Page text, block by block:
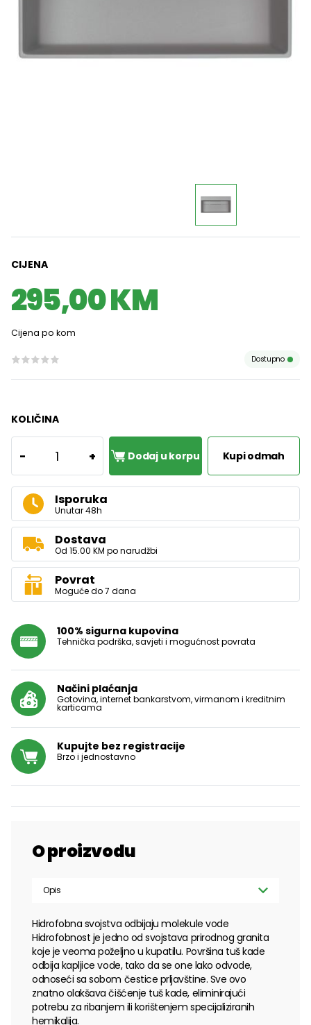
CIJENA
295,00 KM
Cijena po kom
Dostupno
KOLIČINA
- 1 + Dodaj u korpu Kupi odmah
Isporuka
Unutar 48h
Dostava
Od 15.00 KM po narudžbi
Povrat
Moguće do 7 dana
100% sigurna kupovina
Tehnička podrška, savjeti i mogućnost povrata
Načini plaćanja
Gotovina, internet bankarstvom, virmanom i kreditnim
karticama
Kupujte bez registracije
Brzo i jednostavno
O proizvodu
Opis
Hidrofobna svojstva odbijaju molekule vode
Hidrofobnost je jedno od svojstava prirodnog granita
koje je veoma poželjno u kupatilu. Površina tuš kade
odbija kapljice vode, tako da se one lako odvode,
odnoseći sa sobom čestice prljavštine. Sve ovo
znatno olakšava čišćenje tuš kade, eliminirajući
potrebu za ribanjem ili korištenjem specijaliziranih
hemikalija.